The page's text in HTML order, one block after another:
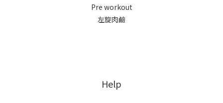
Pre workout
左旋肉鹼
Help